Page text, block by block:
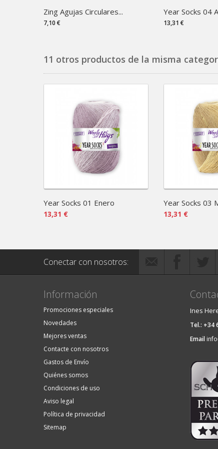
Zing Agujas Circulares...
7,10 €
Year Socks 04
13,31 €
11 otros productos de la misma
Year Socks 01 Enero
13,31 €
Year Socks 03
13,31 €
Conectar con nosotros:
Información
Promociones especiales
Novedades
Mejores ventas
Contacte con nosotros
Gastos de Envío
Quiénes somos
Condiciones de uso
Aviso legal
Política de privacidad
Sitemap
Ines
Tel.: +34
Email